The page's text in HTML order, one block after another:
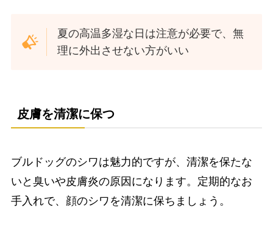
夏の高温多湿な日は注意が必要で、無
理に外出させない方がいい
皮膚を清潔に保つ
ブルドッグのシワは魅力的ですが、清潔を保たな
いと臭いや皮膚炎の原因になります。定期的なお
手入れで、顔のシワを清潔に保ちましょう。